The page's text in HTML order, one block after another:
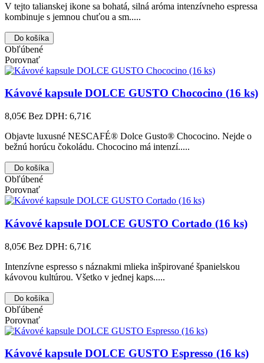
V tejto talianskej ikone sa bohatá, silná aróma intenzívneho espressa
kombinuje s jemnou chuťou a sm.....
Do košíka
Obľúbené
Porovnať
Kávové kapsule DOLCE GUSTO Chococino (16 ks)
8,05€ Bez DPH: 6,71€
Objavte luxusné NESCAFÉ® Dolce Gusto® Chococino. Nejde o
bežnú horúcu čokoládu. Chococino má intenzí.....
Do košíka
Obľúbené
Porovnať
Kávové kapsule DOLCE GUSTO Cortado (16 ks)
8,05€ Bez DPH: 6,71€
Intenzívne espresso s náznakmi mlieka inšpirované španielskou
kávovou kultúrou. Všetko v jednej kaps.....
Do košíka
Obľúbené
Porovnať
Kávové kapsule DOLCE GUSTO Espresso (16 ks)